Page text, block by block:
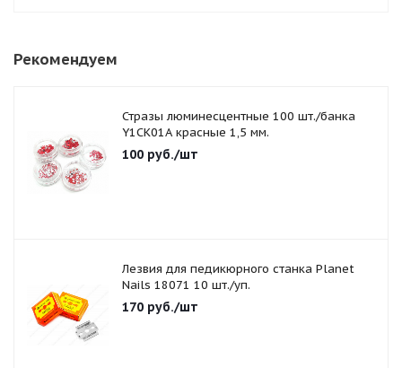
Рекомендуем
Стразы люминесцентные 100 шт./банка
Y1CK01A красные 1,5 мм.
100 руб./шт
Лезвия для педикюрного станка Planet
Nails 18071 10 шт./уп.
170 руб./шт